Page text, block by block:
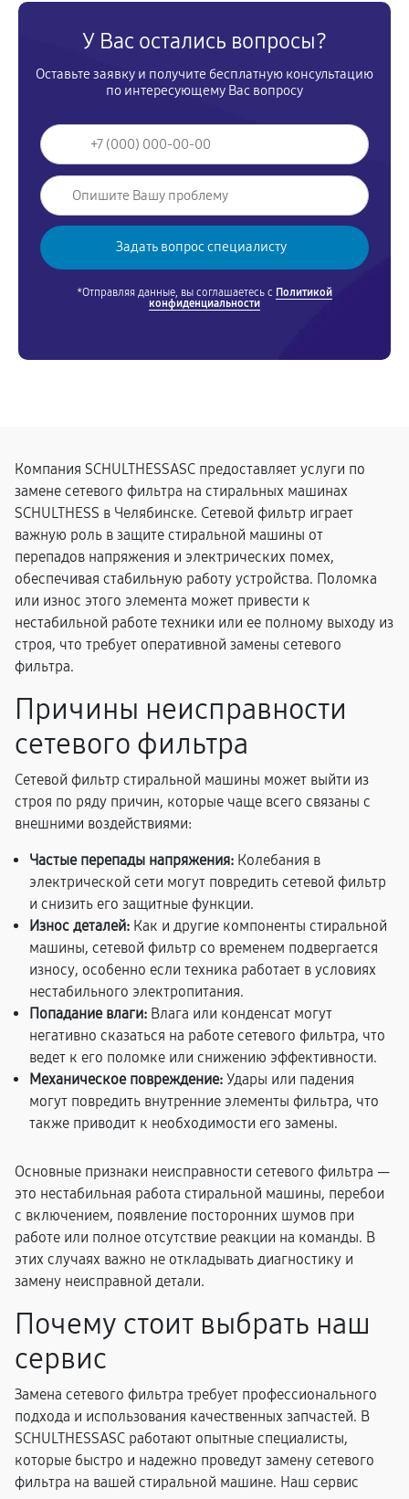
У Вас остались вопросы?
Оставьте заявку и получите бесплатную консультацию
по интересующему Вас вопросу
*Отправляя данные, вы соглашаетесь с Политикой
конфиденциальности
Компания SCHULTHESSASC предоставляет услуги по
замене сетевого фильтра на стиральных машинах
SCHULTHESS в Челябинске. Сетевой фильтр играет
важную роль в защите стиральной машины от
перепадов напряжения и электрических помех,
обеспечивая стабильную работу устройства. Поломка
или износ этого элемента может привести к
нестабильной работе техники или ее полному выходу из
строя, что требует оперативной замены сетевого
фильтра.
Причины неисправности
сетевого фильтра
Сетевой фильтр стиральной машины может выйти из
строя по ряду причин, которые чаще всего связаны с
внешними воздействиями:
Частые перепады напряжения: Колебания в
электрической сети могут повредить сетевой фильтр
и снизить его защитные функции.
Износ деталей: Как и другие компоненты стиральной
машины, сетевой фильтр со временем подвергается
износу, особенно если техника работает в условиях
нестабильного электропитания.
Попадание влаги: Влага или конденсат могут
негативно сказаться на работе сетевого фильтра, что
ведет к его поломке или снижению эффективности.
Механическое повреждение: Удары или падения
могут повредить внутренние элементы фильтра, что
также приводит к необходимости его замены.
Основные признаки неисправности сетевого фильтра —
это нестабильная работа стиральной машины, перебои
с включением, появление посторонних шумов при
работе или полное отсутствие реакции на команды. В
этих случаях важно не откладывать диагностику и
замену неисправной детали.
Почему стоит выбрать наш
сервис
Замена сетевого фильтра требует профессионального
подхода и использования качественных запчастей. В
SCHULTHESSASC работают опытные специалисты,
которые быстро и надежно проведут замену сетевого
фильтра на вашей стиральной машине. Наш сервис